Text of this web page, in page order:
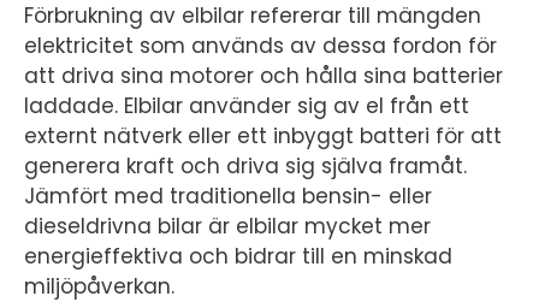
Förbrukning av elbilar refererar till mängden
elektricitet som används av dessa fordon för
att driva sina motorer och hålla sina batterier
laddade. Elbilar använder sig av el från ett
externt nätverk eller ett inbyggt batteri för att
generera kraft och driva sig själva framåt.
Jämfört med traditionella bensin- eller
dieseldrivna bilar är elbilar mycket mer
energieffektiva och bidrar till en minskad
miljöpåverkan.